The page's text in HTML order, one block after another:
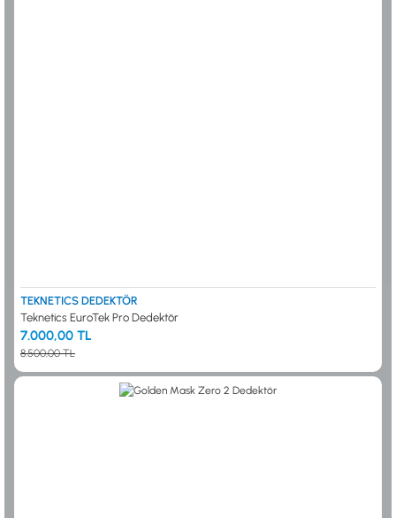
TEKNETICS DEDEKTÖR
Teknetics EuroTek Pro Dedektör
7.000,00 TL
8.500,00 TL